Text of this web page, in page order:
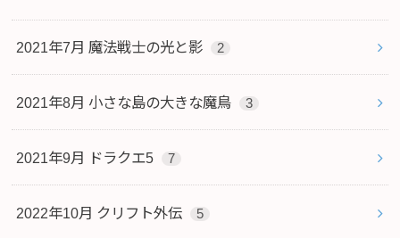
2021年7月 魔法戦士の光と影 2
2021年8月 小さな島の大きな魔鳥 3
2021年9月 ドラクエ5 7
2022年10月 クリフト外伝 5